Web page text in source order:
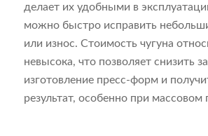
делает их удобными в
можно быстро исправить
или износ. Стоимость чугуна
невысока, что позволяет снизить
изготовление пресс-форм и
результат, особенно при массовом